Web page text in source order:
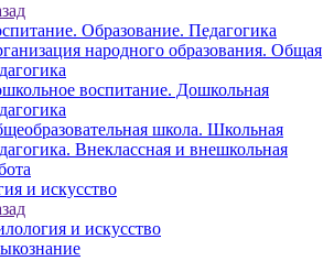
Образование. Педагогика
народного образования. Общая
воспитание. Дошкольная
школа. Школьная
Внеклассная и внешкольная
и искусство
и искусство